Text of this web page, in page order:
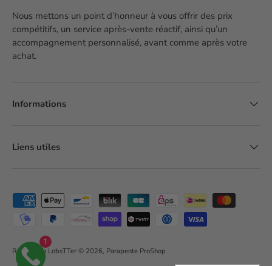
1
Nous mettons un point d’honneur à vous offrir des prix
compétitifs, un service après-vente réactif, ainsi qu’un
accompagnement personnalisé, avant comme après votre
achat.
Informations
Liens utiles
Moyens de paiement acceptés
Réalisation LobsTTer © 2026, Parapente ProShop